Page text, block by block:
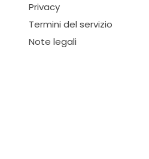
Privacy
Termini del servizio
Note legali